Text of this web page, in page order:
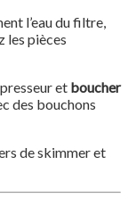
l’eau du filtre,
les pièces
et boucher
des bouchons
de skimmer et